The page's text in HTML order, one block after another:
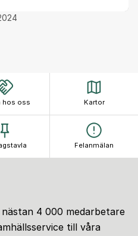
hos oss Kartor
Felanmälan
4 000 medarbetare
till våra